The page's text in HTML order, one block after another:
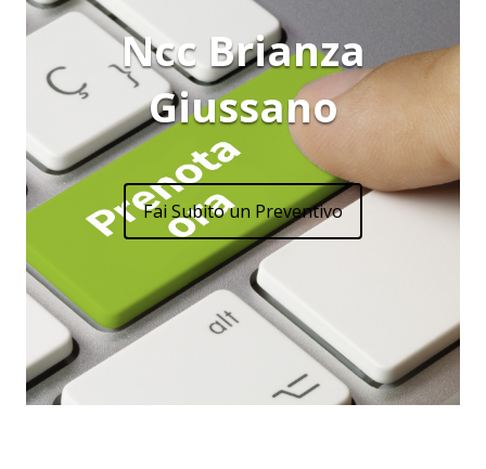
Ncc Brianza
Giussano
Fai Subito un Preventivo